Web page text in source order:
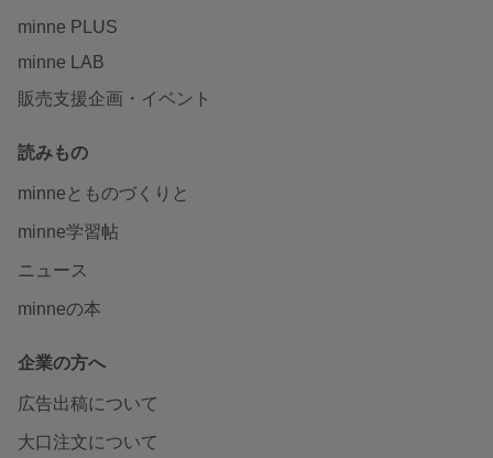
minne PLUS
minne LAB
販売支援企画・イベント
読みもの
minneとものづくりと
minne学習帖
ニュース
minneの本
企業の方へ
広告出稿について
大口注文について